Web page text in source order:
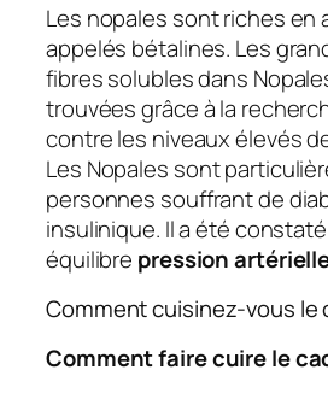
Les nopales sont riches en
appelés bétalines. Les
fibres solubles dans
trouvées grâce à la
contre les niveaux élevés
Les Nopales sont
personnes souffrant de
insulinique. Il a été
équilibre pression
Comment cuisinez-vous le
Comment faire cuire le